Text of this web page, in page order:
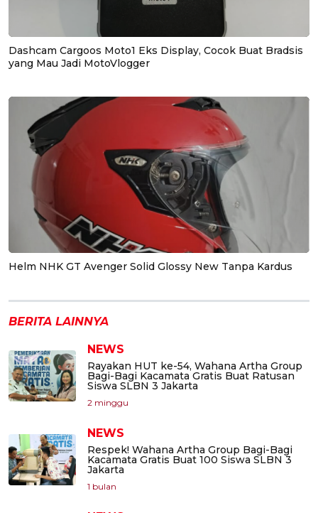
Dashcam Cargoos Moto1 Eks Display, Cocok Buat Bradsis
yang Mau Jadi MotoVlogger
Helm NHK GT Avenger Solid Glossy New Tanpa Kardus
BERITA LAINNYA
NEWS
Rayakan HUT ke-54, Wahana Artha Group
Bagi-Bagi Kacamata Gratis Buat Ratusan
Siswa SLBN 3 Jakarta
2 minggu
NEWS
Respek! Wahana Artha Group Bagi-Bagi
Kacamata Gratis Buat 100 Siswa SLBN 3
Jakarta
1 bulan